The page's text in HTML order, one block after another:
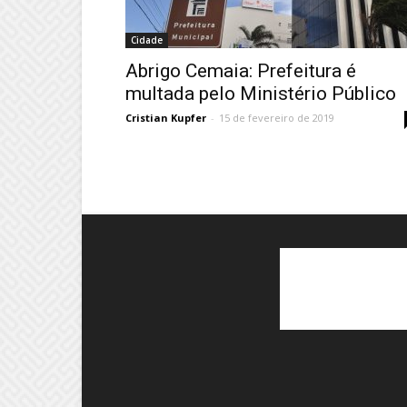
Cidade
Abrigo Cemaia: Prefeitura é
multada pelo Ministério Público
Cristian Kupfer - 15 de fevereiro de 2019